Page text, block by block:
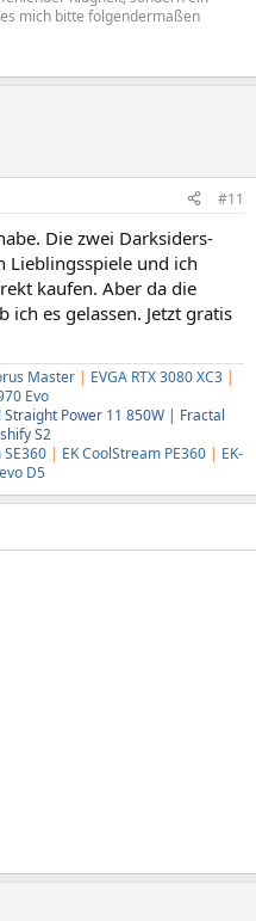
mich bitte folgendermaßen
#11
Die zwei Darksiders-
Lieblingsspiele und ich
kaufen. Aber da die
ich es gelassen. Jetzt gratis
Master | EVGA RTX 3080 XC3 |
Evo
Power 11 850W | Fractal
S2
SE360 | EK CoolStream PE360 | EK-
D5